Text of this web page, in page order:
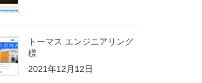
トーマス エンジニアリング
様
2021年12月12日